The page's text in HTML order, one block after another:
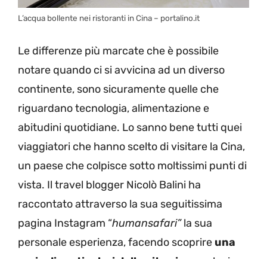
L’acqua bollente nei ristoranti in Cina – portalino.it
Le differenze più marcate che è possibile
notare quando ci si avvicina ad un diverso
continente, sono sicuramente quelle che
riguardano tecnologia, alimentazione e
abitudini quotidiane. Lo sanno bene tutti quei
viaggiatori che hanno scelto di visitare la Cina,
un paese che colpisce sotto moltissimi punti di
vista. Il travel blogger Nicolò Balini ha
raccontato attraverso la sua seguitissima
pagina Instagram “humansafari”la sua
personale esperienza, facendo scoprire una